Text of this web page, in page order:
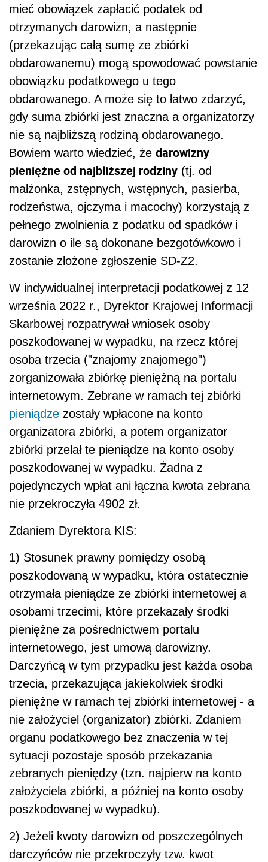
mieć obowiązek zapłacić podatek od
otrzymanych darowizn, a następnie
(przekazując całą sumę ze zbiórki
obdarowanemu) mogą spowodować powstanie
obowiązku podatkowego u tego
obdarowanego. A może się to łatwo zdarzyć,
gdy suma zbiórki jest znaczna a organizatorzy
nie są najbliższą rodziną obdarowanego.
Bowiem warto wiedzieć, że darowizny
pieniężne od najbliższej rodziny (tj. od
małżonka, zstępnych, wstępnych, pasierba,
rodzeństwa, ojczyma i macochy) korzystają z
pełnego zwolnienia z podatku od spadków i
darowizn o ile są dokonane bezgotówkowo i
zostanie złożone zgłoszenie SD-Z2.
W indywidualnej interpretacji podatkowej z 12
września 2022 r., Dyrektor Krajowej Informacji
Skarbowej rozpatrywał wniosek osoby
poszkodowanej w wypadku, na rzecz której
osoba trzecia ("znajomy znajomego")
zorganizowała zbiórkę pieniężną na portalu
internetowym. Zebrane w ramach tej zbiórki
pieniądze zostały wpłacone na konto
organizatora zbiórki, a potem organizator
zbiórki przelał te pieniądze na konto osoby
poszkodowanej w wypadku. Żadna z
pojedynczych wpłat ani łączna kwota zebrana
nie przekroczyła 4902 zł.
Zdaniem Dyrektora KIS:
1) Stosunek prawny pomiędzy osobą
poszkodowaną w wypadku, która ostatecznie
otrzymała pieniądze ze zbiórki internetowej a
osobami trzecimi, które przekazały środki
pieniężne za pośrednictwem portalu
internetowego, jest umową darowizny.
Darczyńcą w tym przypadku jest każda osoba
trzecia, przekazująca jakiekolwiek środki
pieniężne w ramach tej zbiórki internetowej - a
nie założyciel (organizator) zbiórki. Zdaniem
organu podatkowego bez znaczenia w tej
sytuacji pozostaje sposób przekazania
zebranych pieniędzy (tzn. najpierw na konto
założyciela zbiórki, a później na konto osoby
poszkodowanej w wypadku).
2) Jeżeli kwoty darowizn od poszczególnych
darczyńców nie przekroczyły tzw. kwot